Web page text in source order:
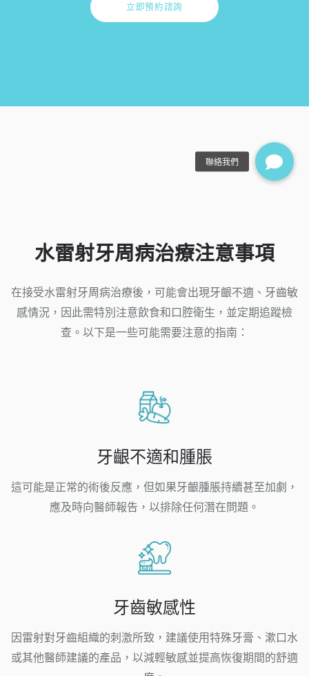
立即預約諮詢
水雷射牙周病治療注意事項
在接受水雷射牙周病治療後，可能會出現牙齦不適、牙齒敏
感情況，因此需特別注意飲食和口腔衛生，並定期追蹤檢
查。以下是一些可能需要注意的指南：
牙齦不適和腫脹
這可能是正常的術後反應，但如果牙齦腫脹持續甚至加劇，
應及時向醫師報告，以排除任何潛在問題。
牙齒敏感性
因雷射對牙齒組織的刺激所致，建議使用特殊牙膏、漱口水
或其他醫師建議的產品，以減輕敏感並提高恢復期間的舒適